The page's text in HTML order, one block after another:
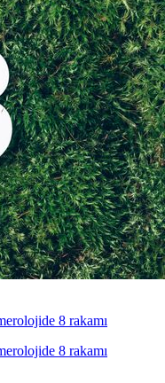
8 rakamı
8 rakamı